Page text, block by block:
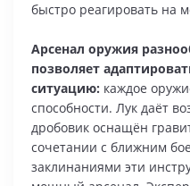
быстро реагировать на
Арсенал оружия
позволяет
ситуацию: каждое
способности. Лук даёт
дробовик оснащён
сочетании с ближним
заклинаниями эти